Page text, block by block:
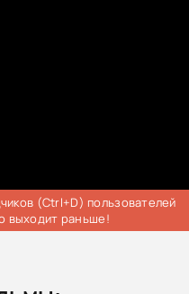
(Ctrl+D) пользователей
выходит раньше!